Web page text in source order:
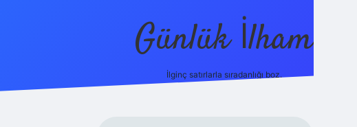
Günlük İlham
İlginç satırlarla sıradanlığı boz.